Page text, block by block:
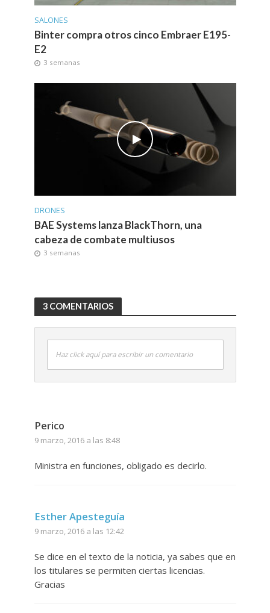
SALONES
Binter compra otros cinco Embraer E195-
E2
3 semanas
DRONES
BAE Systems lanza BlackThorn, una
cabeza de combate multiusos
3 semanas
3 COMENTARIOS
Haz click aquí para escribir un comentario
Perico
9 marzo, 2016 a las 8:48
Ministra en funciones, obligado es decirlo.
Esther Apesteguía
9 marzo, 2016 a las 12:42
Se dice en el texto de la noticia, ya sabes que en
los titulares se permiten ciertas licencias.
Gracias